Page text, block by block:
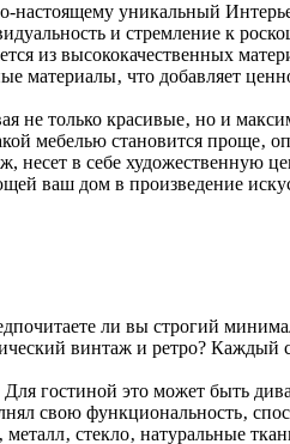
настоящему уникальный
и стремление к
из высококачественных
материалы‚ что добавляет
не только красивые‚ но и
мебелью становится проще‚
в себе художественную
ваш дом в произведение
ли вы строгий
винтаж и ретро? Каждый
гостиной это может быть
свою функциональность‚
стекло‚ натуральные